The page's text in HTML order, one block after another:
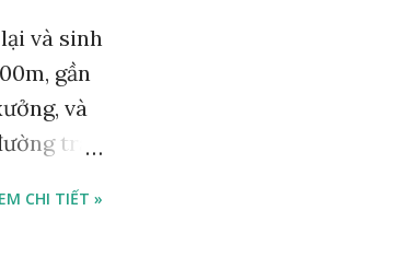
và sinh
gần
và
trải
gấp
CHI TIẾT »